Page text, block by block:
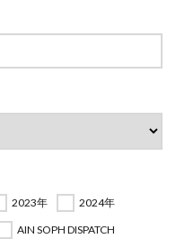
2023年
2024年
AIN SOPH DISPATCH